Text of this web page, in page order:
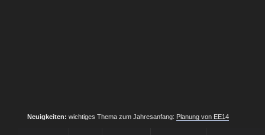
Neuigkeiten: wichtiges Thema zum Jahresanfang: Planung von EE14